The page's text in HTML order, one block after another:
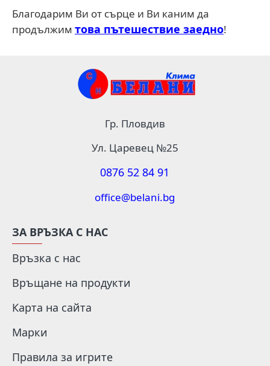
Благодарим Ви от сърце и Ви каним да
продължим това пътешествие заедно!
Гр. Пловдив
Ул. Царевец №25
0876 52 84 91
office@belani.bg
ЗА ВРЪЗКА С НАС
Връзка с нас
Връщане на продукти
Карта на сайта
Марки
Правила за игрите